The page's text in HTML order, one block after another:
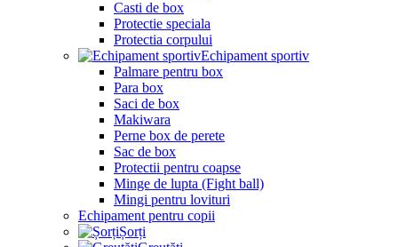
Casti de box
Protectie speciala
Protectia corpului
Echipament sportiv
Palmare pentru box
Para box
Saci de box
Makiwara
Perne box de perete
Sac de box
Protectii pentru coapse
Minge de lupta (Fight ball)
Mingi pentru lovituri
Echipament pentru copii
Șorți